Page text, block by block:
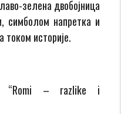
зелена двобојница
симболом напретка и
током историје.
“Romi – razlike i